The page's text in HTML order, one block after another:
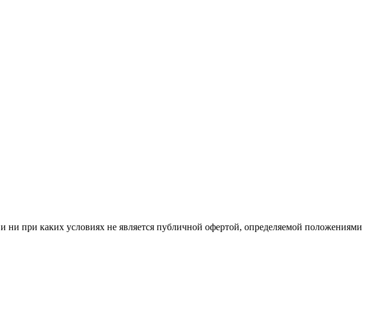
при каких условиях не является публичной офертой, определяемой положениями